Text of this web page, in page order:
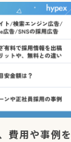
費用や事例を